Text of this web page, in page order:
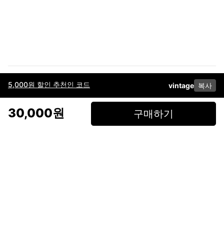
5,000원 할인 추천인 코드 vintage 복사
30,000원 구매하기
이용약관고객센터판매개인정보 처리방침사업자 정보다운로드
페이스북